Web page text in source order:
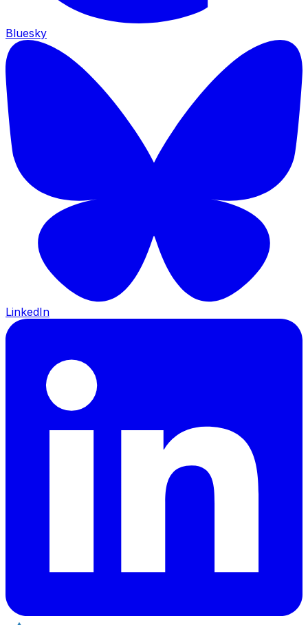
Bluesky
LinkedIn